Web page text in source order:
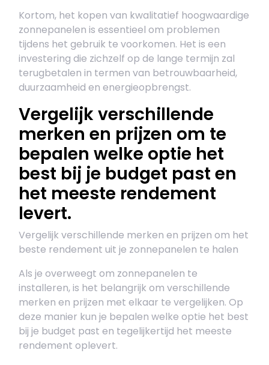
Kortom, het kopen van kwalitatief hoogwaardige
zonnepanelen is essentieel om problemen
tijdens het gebruik te voorkomen. Het is een
investering die zichzelf op de lange termijn zal
terugbetalen in termen van betrouwbaarheid,
duurzaamheid en energieopbrengst.
Vergelijk verschillende
merken en prijzen om te
bepalen welke optie het
best bij je budget past en
het meeste rendement
levert.
Vergelijk verschillende merken en prijzen om het
beste rendement uit je zonnepanelen te halen
Als je overweegt om zonnepanelen te
installeren, is het belangrijk om verschillende
merken en prijzen met elkaar te vergelijken. Op
deze manier kun je bepalen welke optie het best
bij je budget past en tegelijkertijd het meeste
rendement oplevert.